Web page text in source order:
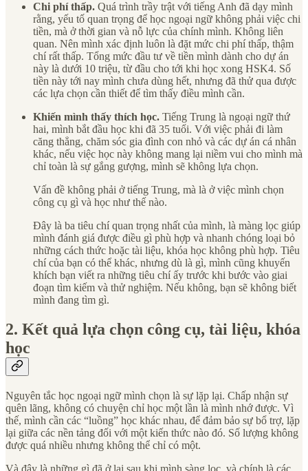
Chi phí thấp. Quá trình trầy trật với tiếng Anh đã dạy mình
rằng, yếu tố quan trọng để học ngoại ngữ không phải việc chi
tiền, mà ở thời gian và nỗ lực của chính mình. Không liên
quan. Nên mình xác định luôn là đặt mức chi phí thấp, thậm
chí rất thấp. Tổng mức đầu tư về tiền mình dành cho dự án
này là dưới 10 triệu, từ đầu cho tới khi học xong HSK4. Số
tiền này tới nay mình chưa dùng hết, nhưng đã thử qua được
các lựa chọn cần thiết để tìm thấy điều mình cần.
Khiến mình thấy thích học. Tiếng Trung là ngoại ngữ thứ
hai, mình bắt đầu học khi đã 35 tuổi. Với việc phải đi làm
căng thẳng, chăm sóc gia đình con nhỏ và các dự án cá nhân
khác, nếu việc học này không mang lại niềm vui cho mình mà
chỉ toàn là sự gắng gượng, mình sẽ không lựa chọn.
Vấn đề không phải ở tiếng Trung, mà là ở việc mình chọn
công cụ gì và học như thế nào.
Đây là ba tiêu chí quan trọng nhất của mình, là màng lọc giúp
mình đánh giá được điều gì phù hợp và nhanh chóng loại bỏ
những cách thức hoặc tài liệu, khóa học không phù hợp. Tiêu
chí của bạn có thể khác, nhưng dù là gì, mình cũng khuyến
khích bạn viết ra những tiêu chí ấy trước khi bước vào giai
đoạn tìm kiếm và thử nghiệm. Nếu không, bạn sẽ không biết
mình đang tìm gì.
2. Kết quả lựa chọn công cụ, tài liệu, khóa
học
Nguyên tắc học ngoại ngữ mình chọn là sự lặp lại. Chấp nhận sự
quên lãng, không có chuyện chỉ học một lần là mình nhớ được. Vì
thế, mình cần các “luồng” học khác nhau, để đảm bảo sự bổ trợ, lặp
lại giữa các nền tảng đối với một kiến thức nào đó. Số lượng không
được quá nhiều nhưng không thể chỉ có một.